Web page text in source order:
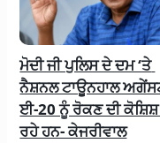
ਮੋਦੀ ਜੀ ਪੁਲਿਸ ਦੇ ਦਮ ‘ਤੇ
ਨੈਸ਼ਨਲ ਟਾਊਨਹਾਲ
ਈ-20 ਨੂੰ ਰੋਕਣ ਦੀ
ਰਹੇ ਹਨ- ਕੇਜਰੀਵਾਲ